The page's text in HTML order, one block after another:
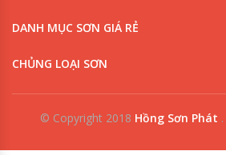
DANH MỤC SƠN GIÁ RẺ
CHỦNG LOẠI SƠN
© Copyright 2018 Hồng Sơn Phát .